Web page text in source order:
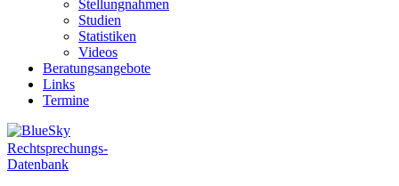
Stellungnahmen
Studien
Statistiken
Videos
Beratungsangebote
Links
Termine
Rechtsprechungs-
Datenbank